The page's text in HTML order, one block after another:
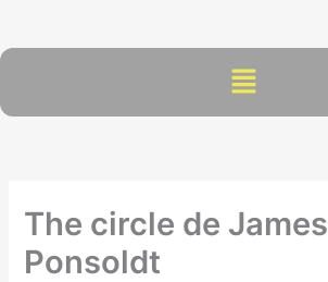
contenu
Menu
The circle de James
Ponsoldt